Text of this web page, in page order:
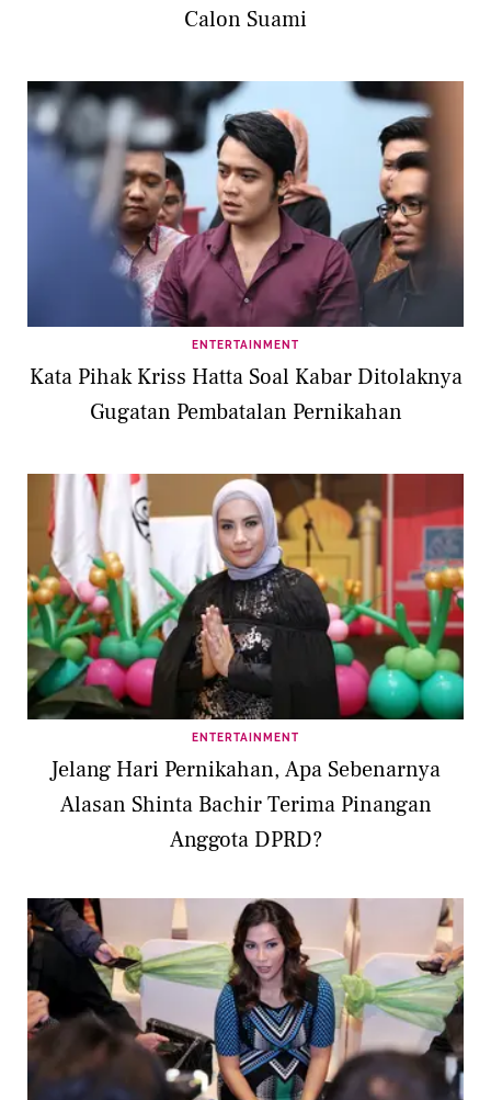
Calon Suami
ENTERTAINMENT
Kata Pihak Kriss Hatta Soal Kabar Ditolaknya
Gugatan Pembatalan Pernikahan
ENTERTAINMENT
Jelang Hari Pernikahan, Apa Sebenarnya
Alasan Shinta Bachir Terima Pinangan
Anggota DPRD?